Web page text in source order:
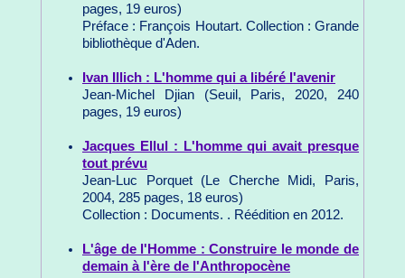
pages, 19 euros)
Préface : François Houtart. Collection : Grande
bibliothèque d'Aden.
Ivan Illich : L'homme qui a libéré l'avenir
Jean-Michel Djian (Seuil, Paris, 2020, 240
pages, 19 euros)
Jacques Ellul : L'homme qui avait presque
tout prévu
Jean-Luc Porquet (Le Cherche Midi, Paris,
2004, 285 pages, 18 euros)
Collection : Documents. . Réédition en 2012.
L'âge de l'Homme : Construire le monde de
demain à l'ère de l'Anthropocène